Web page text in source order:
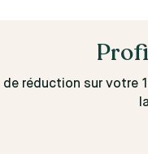
de réduction sur votre